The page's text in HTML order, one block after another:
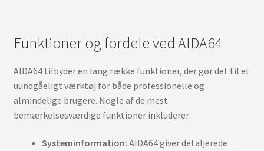
Funktioner og fordele ved AIDA64
AIDA64 tilbyder en lang række funktioner, der gør det til et
uundgåeligt værktøj for både professionelle og
almindelige brugere. Nogle af de mest
bemærkelsesværdige funktioner inkluderer:
Systeminformation: AIDA64 giver detaljerede